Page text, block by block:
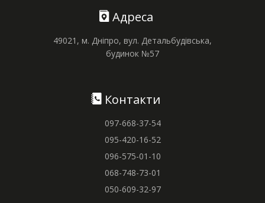
Адреса
49021, м. Дніпро, вул. Детальбудівська,
будинок №57
Контакти
097-668-37-54
095-420-16-52
096-575-01-10
068-748-73-01
050-609-32-97